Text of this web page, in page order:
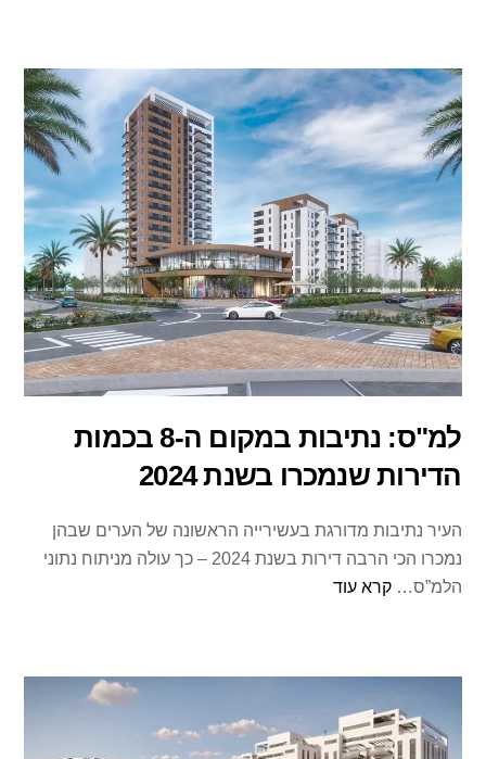
למ"ס: נתיבות במקום ה-8 בכמות
הדירות שנמכרו בשנת 2024
העיר נתיבות מדורגת בעשירייה הראשונה של הערים שבהן
נמכרו הכי הרבה דירות בשנת 2024 – כך עולה מניתוח נתוני
הלמ”ס…קרא עוד